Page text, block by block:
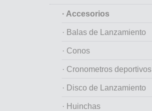
· Accesorios
· Balas de Lanzamiento
· Conos
· Cronometros deportivos
· Disco de Lanzamiento
· Huinchas